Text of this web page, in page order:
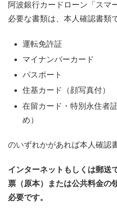
阿波銀行カードローン「スマ
必要な書類は、本人確認書類
運転免許証
マイナンバーカード
パスポート
住基カード（顔写真付）
在留カード・特別永住者
め）
のいずれかがあれば本人確認
インターネットもしくは郵送
票（原本）または公共料金の
必要です。